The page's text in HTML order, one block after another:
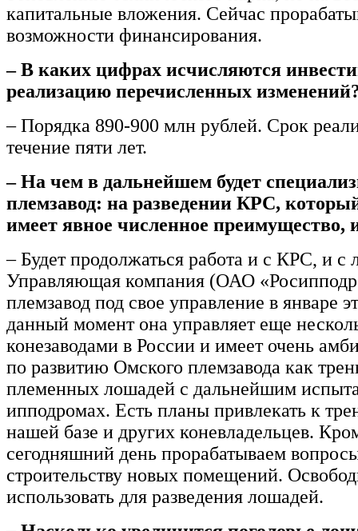
капитальные вложения. Сейчас
возможности финансирования.
– В каких цифрах исчисляются
реализацию перечисленных
– Порядка 890-900 млн рублей. Срок
течение пяти лет.
– На чем в дальнейшем будет
племзавод: на разведении КРС,
имеет явное численное преимущество,
– Будет продолжаться работа и с КРС, и с
Управляющая компания (ОАО
племзавод под свое управление в январе
данный момент она управляет еще
конезаводами в России и имеет очень
по развитию Омского племзавода как
племенных лошадей с дальнейшим
ипподромах. Есть планы привлекать к
нашей базе и других коневладельцев.
сегодняшний день прорабатываем
строительству новых помещений.
использовать для разведения лошадей.